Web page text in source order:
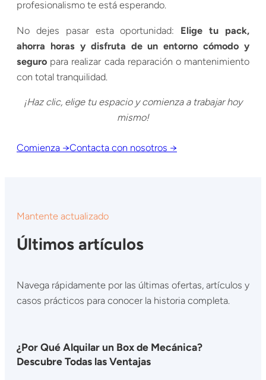
profesionalismo te está esperando.
No dejes pasar esta oportunidad: Elige tu pack,
ahorra horas y disfruta de un entorno cómodo y
seguro para realizar cada reparación o mantenimiento
con total tranquilidad.
¡Haz clic, elige tu espacio y comienza a trabajar hoy
mismo!
Comienza →Contacta con nosotros →
Mantente actualizado
Últimos artículos
Navega rápidamente por las últimas ofertas, artículos y
casos prácticos para conocer la historia completa.
¿Por Qué Alquilar un Box de Mecánica?
Descubre Todas las Ventajas